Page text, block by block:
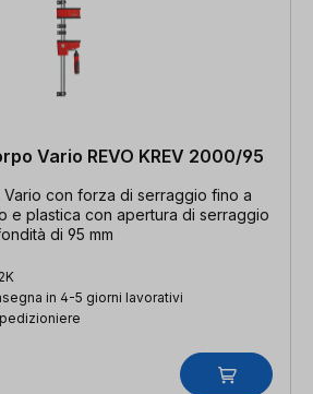
Vario REVO KREV 2000/95
con forza di serraggio fino a
e plastica con apertura di serraggio
di 95 mm
in 4-5 giorni lavorativi